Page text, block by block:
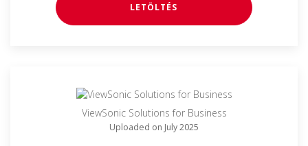
LETÖLTÉS
ViewSonic Solutions for Business
Uploaded on July 2025